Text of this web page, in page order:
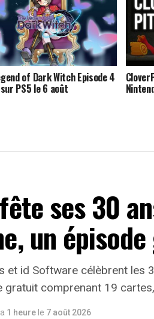
of Dark Witch Episode 4
PS5 le 6 août
ses 30
un
et id Software célèbrent les
gratuit comprenant 19
1 heure le 7 août 2026